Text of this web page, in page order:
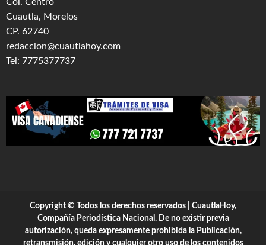
Cuautla, Morelos
CP. 62740
redaccion@cuautlahoy.com
Tel: 7775377737
Copyright © Todos los derechos reservados | CuautlaHoy,
Compañía Periodística Nacional. De no existir previa
autorización, queda expresamente prohibida la Publicación,